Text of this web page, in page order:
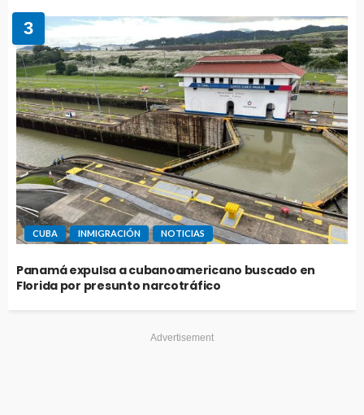
3
CUBA INMIGRACIÓN NOTICIAS
Panamá expulsa a cubanoamericano buscado en
Florida por presunto narcotráfico
Advertisement